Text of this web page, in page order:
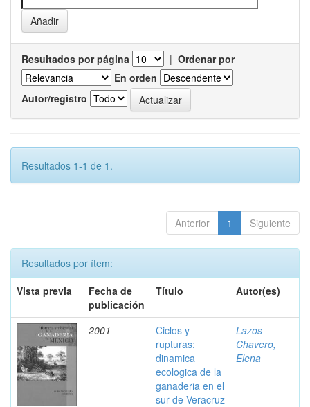
Resultados por página | Ordenar por
En orden
Autor/registro
Resultados 1-1 de 1.
Anterior 1 Siguiente
Resultados por ítem:
Vista previa
Fecha de
publicación
Título Autor(es)
2001
Ciclos y
rupturas:
dinamica
ecologica de la
ganaderia en el
sur de Veracruz
Lazos
Chavero,
Elena